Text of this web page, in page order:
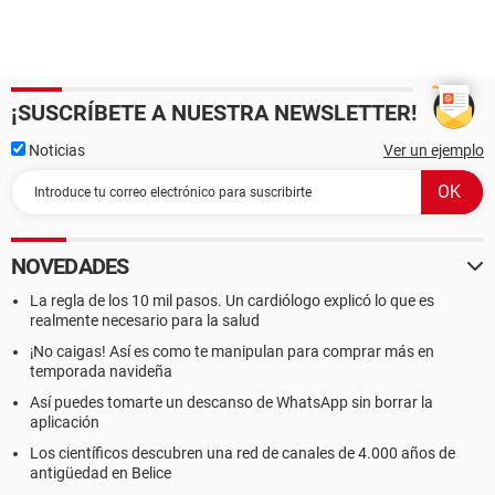
Controlador USB1 Intel 82801EB ICH5 - USB Controller [A-
2/A-3]
Controlador USB1 Intel 82801EB ICH5 - USB Controller [A-
2/A-3]
Controlador USB1 Intel 82801EB ICH5 - USB Controller [A-
2/A-3]
Controlador USB2 Intel 82801EB ICH5 - Enhanced USB2
Dispositivos USB SMCWUSB-G 802.11g Wireless USB 2.0
Adapter
--------[ DMI ]---------------------------------------------------------------------------------------
------------------
[ BIOS ]
Propiedades de la BIOS:
Vendedor Award Software International, Inc.
¡SUSCRÍBETE A NUESTRA NEWSLETTER!
Noticias Ver un ejemplo
NOVEDADES
La regla de los 10 mil pasos. Un cardiólogo explicó lo que es
realmente necesario para la salud
¡No caigas! Así es como te manipulan para comprar más en
temporada navideña
Así puedes tomarte un descanso de WhatsApp sin borrar la
aplicación
Los científicos descubren una red de canales de 4.000 años de
antigüedad en Belice